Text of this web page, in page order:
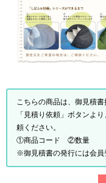
こちらの商品は、御見積
「見積り依頼」ボタンよ
頼ください。
①商品コード ②数量
※御見積書の発行には会員